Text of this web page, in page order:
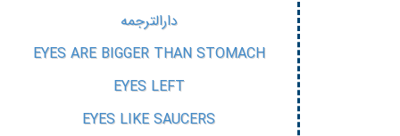
دارالترجمه
EYES ARE BIGGER THAN STOMACH
EYES LEFT
EYES LIKE SAUCERS